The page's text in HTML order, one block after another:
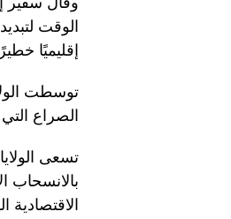
إقليميًا
توسطت
الصراع
تسعى
بالانسحاب